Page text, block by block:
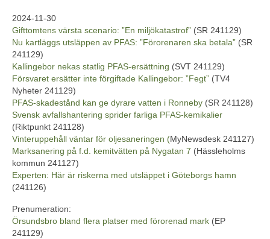
2024-11-30
Gifttomtens värsta scenario: ”En miljökatastrof” (SR 241129)
Nu kartläggs utsläppen av PFAS: ”Förorenaren ska betala” (SR
241129)
Kallingebor nekas statlig PFAS-ersättning (SVT 241129)
Försvaret ersätter inte förgiftade Kallingebor: ”Fegt” (TV4
Nyheter 241129)
PFAS-skadestånd kan ge dyrare vatten i Ronneby (SR 241128)
Svensk avfallshantering sprider farliga PFAS-kemikalier
(Riktpunkt 241128)
Vinteruppehåll väntar för oljesaneringen (MyNewsdesk 241127)
Marksanering på f.d. kemitvätten på Nygatan 7 (Hässleholms
kommun 241127)
Experten: Här är riskerna med utsläppet i Göteborgs hamn
(241126)
Prenumeration:
Örsundsbro bland flera platser med förorenad mark (EP
241129)